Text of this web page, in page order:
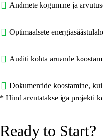
Andmete kogumine ja
Optimaalsete
Auditi kohta aruande
Dokumentide koostamine,
* Hind arvutatakse iga projekti
Ready to Start?